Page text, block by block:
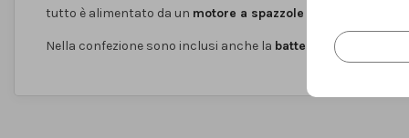
tutto è alimentato da un motore a spazzole robusto
Nella confezione sono inclusi anche la batteria e il
elettrosega